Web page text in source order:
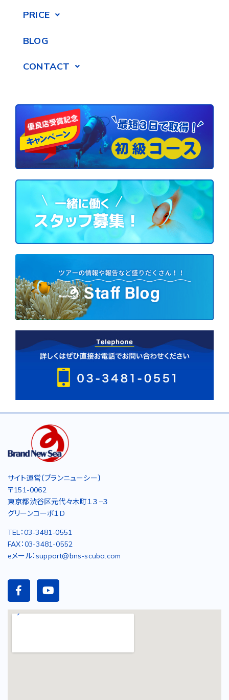
PRICE
BLOG
CONTACT
サイト運営〔ブランニューシー〕
〒151-0062
東京都渋谷区元代々木町１３−３
グリーンコーポ１D
TEL：03-3481-0551
FAX：03-3481-0552
eメール：support@bns-scuba.com